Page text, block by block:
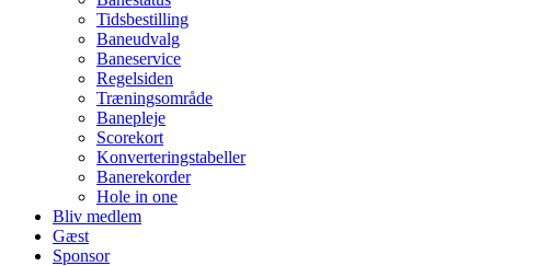
Tidsbestilling
Baneudvalg
Baneservice
Regelsiden
Træningsområde
Banepleje
Scorekort
Konverteringstabeller
Banerekorder
Hole in one
Bliv medlem
Gæst
Sponsor